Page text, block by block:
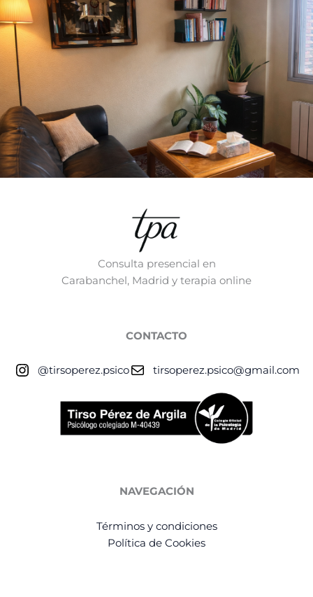
Consulta presencial en
Carabanchel, Madrid y terapia online
CONTACTO
@tirsoperez.psico tirsoperez.psico@gmail.com
NAVEGACIÓN
Términos y condiciones
Política de Cookies